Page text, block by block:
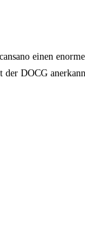
einen
der DOCG